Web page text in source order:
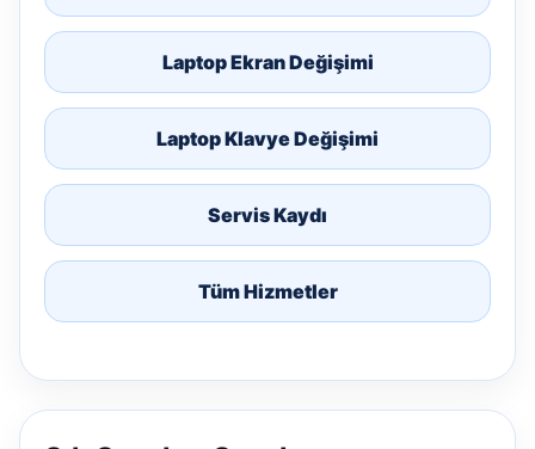
Laptop Ekran Değişimi
Laptop Klavye Değişimi
Servis Kaydı
Tüm Hizmetler